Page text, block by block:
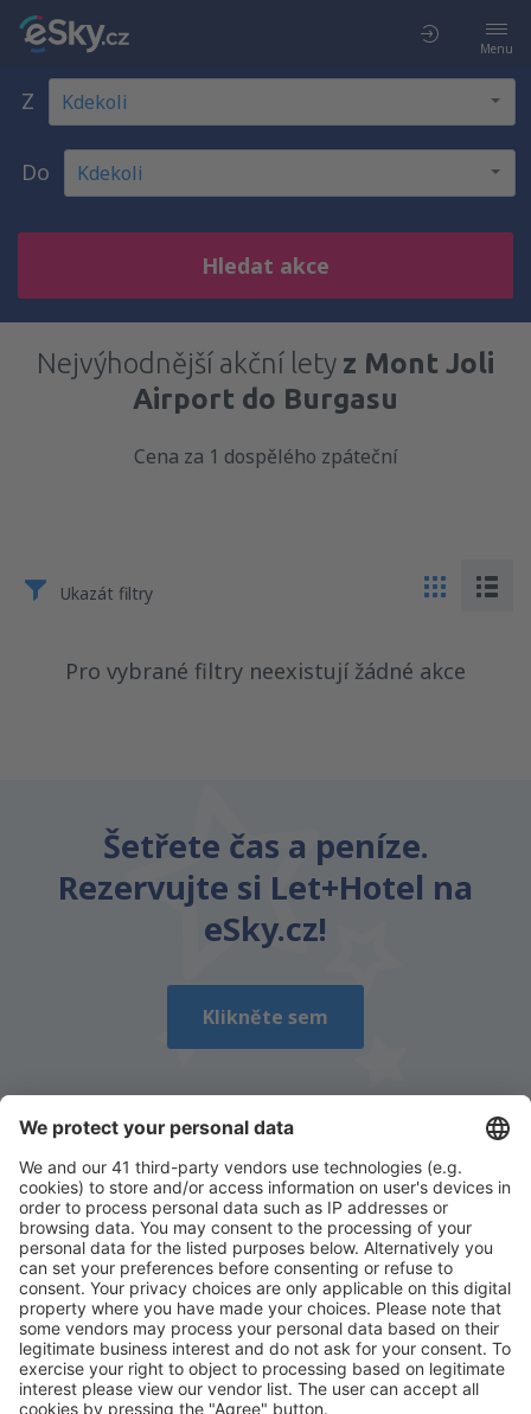
Menu
Z
Do
Hledat akce
Nejvýhodnější akční lety z Mont Joli
Airport do Burgasu
Cena za 1 dospělého zpáteční
Ukazát filtry
Pro vybrané filtry neexistují žádné akce
Šetřete čas a peníze.
Rezervujte si Let+Hotel na
eSky.cz!
Klikněte sem
Stáhněte si naši aplikacia plánujte své cesty
pohodlně